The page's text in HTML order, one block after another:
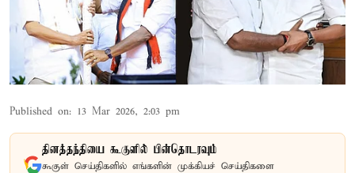
Published on: 13 Mar 2026, 2:03 pm
தினத்தந்தியை கூகுளில் பின்தொடரவும்
கூகுள் செய்திகளில் எங்களின் முக்கியச் செய்திகளை